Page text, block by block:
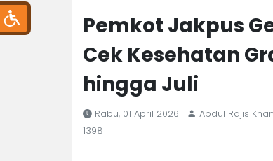
Pemkot Jakpus
Cek Kesehatan
hingga Juli
Rabu, 01 April 2026
Abdul Rajis
1398